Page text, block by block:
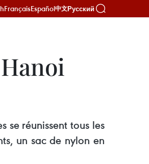
FrançaisEspañol中文Русский
se réunissent tous les
un sac de nylon en